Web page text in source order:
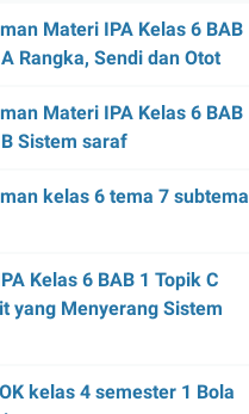
Materi IPA Kelas 6 BAB
Rangka, Sendi dan Otot
Materi IPA Kelas 6 BAB
Sistem saraf
kelas 6 tema 7 subtema
Kelas 6 BAB 1 Topik C
yang Menyerang Sistem
kelas 4 semester 1 Bola